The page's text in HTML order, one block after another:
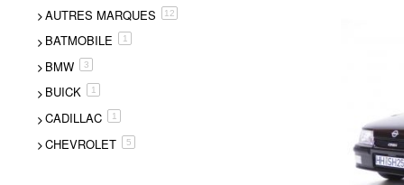
AUTRES MARQUES 12
BATMOBILE 1
BMW 3articles
BUICK 1
CADILLAC 1
CHEVROLET 5articles